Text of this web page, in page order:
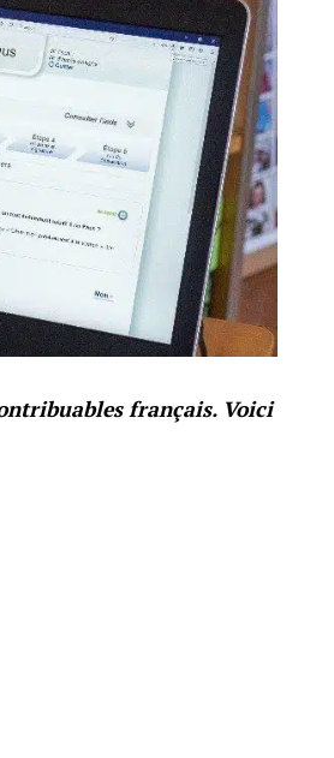
français. Voici